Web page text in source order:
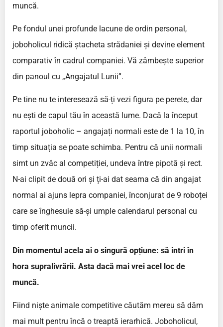
muncă.
Pe fondul unei profunde lacune de ordin personal,
joboholicul ridică ștacheta strădaniei și devine element
comparativ în cadrul companiei. Vă zâmbește superior
din panoul cu „Angajatul Lunii”.
Pe tine nu te interesează să-ți vezi figura pe perete, dar
nu ești de capul tău în această lume. Dacă la început
raportul joboholic – angajați normali este de 1 la 10, în
timp situația se poate schimba. Pentru că unii normali
simt un zvâc al competiției, undeva între pipotă și rect.
N-ai clipit de două ori și ți-ai dat seama că din angajat
normal ai ajuns lepra companiei, înconjurat de 9 roboței
care se înghesuie să-și umple calendarul personal cu
timp oferit muncii.
Din momentul acela ai o singură opțiune: să intri în
hora supralivrării. Asta dacă mai vrei acel loc de
muncă.
Fiind niște animale competitive căutăm mereu să dăm
mai mult pentru încă o treaptă ierarhică. Joboholicul,